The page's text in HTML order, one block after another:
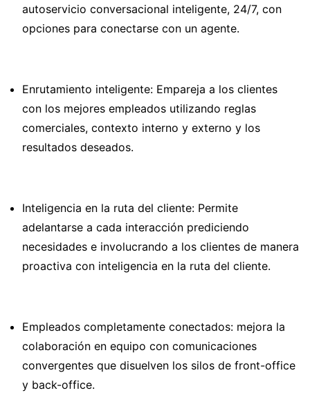
autoservicio conversacional inteligente, 24/7, con
opciones para conectarse con un agente.
Enrutamiento inteligente: Empareja a los clientes
con los mejores empleados utilizando reglas
comerciales, contexto interno y externo y los
resultados deseados.
Inteligencia en la ruta del cliente: Permite
adelantarse a cada interacción prediciendo
necesidades e involucrando a los clientes de manera
proactiva con inteligencia en la ruta del cliente.
Empleados completamente conectados: mejora la
colaboración en equipo con comunicaciones
convergentes que disuelven los silos de front-office
y back-office.